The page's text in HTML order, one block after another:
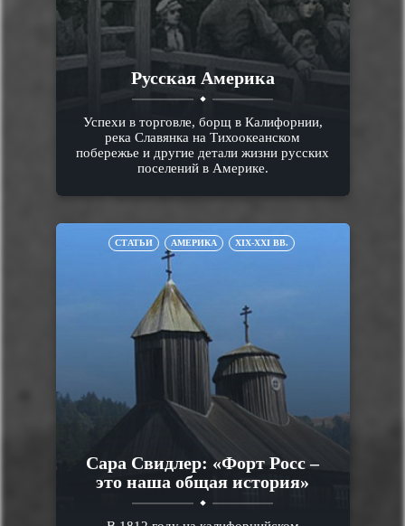
Русская Америка
Успехи в торговле, борщ в Калифорнии,
река Славянка на Тихоокеанском
побережье и другие детали жизни русских
поселений в Америке.
СТАТЬИ АМЕРИКА XIX-XXI ВВ.
Сара Свидлер: «Форт Росс –
это наша общая история»